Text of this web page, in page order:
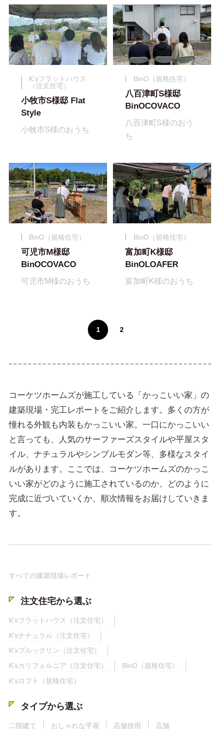
K'sフラットハウス
（注文住宅）
小牧市S様邸 Flat
Style
小牧市S様のおうち
BinO（規格住宅）
八百津町S様邸
BinOCOVACO
八百津町S様のおう
ち
BinO（規格住宅）
可児市M様邸
BinOCOVACO
可児市M様のおうち
BinO（規格住宅）
富加町K様邸
BinOLOAFER
富加町K様のおうち
1 2
コーケツホームズが施工している「かっこいい家」の
建築現場・完工レポートをご紹介します。多くの方が
憧れる外観も内装もかっこいい家。一口にかっこいい
と言っても、人気のサーファーズスタイルや平屋スタ
イル、ナチュラルやシンプルモダン等、多様なスタイ
ルがあります。ここでは、コーケツホームズのかっこ
いい家がどのように施工されているのか、どのように
完成に近づいていくか、順次情報をお届けしていきま
す。
すべての建築現場レポート
注文住宅から選ぶ
K'sフラットハウス（注文住宅）
K'sナチュラル（注文住宅）
K'sブルックリン（注文住宅）
K'sカリフォルニア（注文住宅）
BinO（規格住宅）
K'sロフト（規格住宅）
タイプから選ぶ
二階建て おしゃれな平屋 店舗併用 店舗